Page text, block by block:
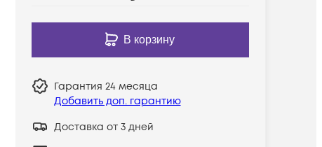
В корзину
Гарантия 24 месяца
Добавить доп. гарантию
Доставка от 3 дней